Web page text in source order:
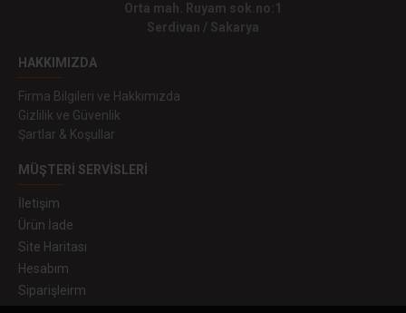
Orta mah. Ruyam sok.no:1
Serdivan / Sakarya
HAKKIMIZDA
Firma Bilgileri ve Hakkımızda
Gizlilik ve Güvenlik
Şartlar & Koşullar
MÜŞTERI SERVISLERI
İletişim
Ürün İade
Site Haritası
Hesabım
Siparişleirm